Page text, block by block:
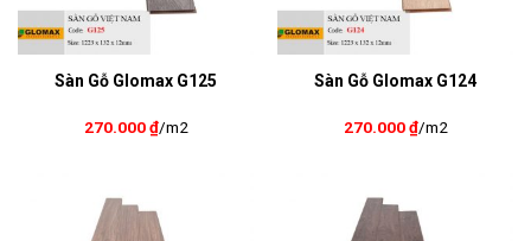
Sàn Gỗ Glomax G125
270.000₫/m2
Sàn Gỗ Glomax G124
270.000₫/m2